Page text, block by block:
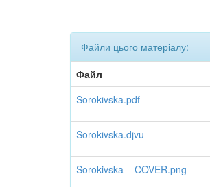
Файли цього матеріалу:
Файл
Sorokivska.pdf
Sorokivska.djvu
Sorokivska__COVER.png